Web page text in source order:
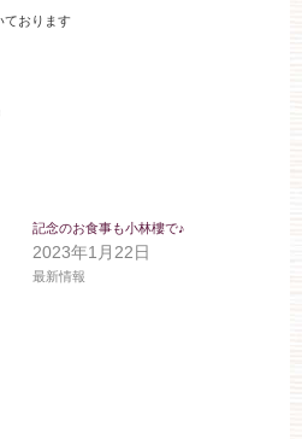
おります
記念のお食事も小林樓で♪
2023年1月22日
最新情報